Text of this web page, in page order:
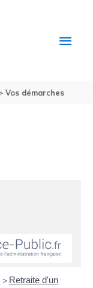
Vos démarches
> Retraite d'un